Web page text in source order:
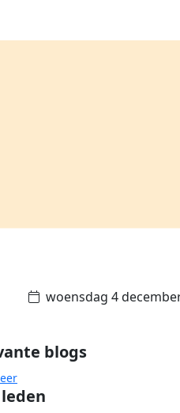
woensdag 4
blogs